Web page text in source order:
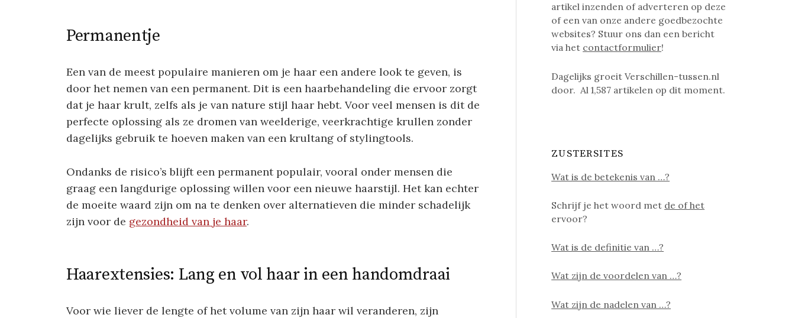
Permanentje
Een van de meest populaire manieren om je haar een andere look te geven, is
door het nemen van een permanent. Dit is een haarbehandeling die ervoor zorgt
dat je haar krult, zelfs als je van nature stijl haar hebt. Voor veel mensen is dit de
perfecte oplossing als ze dromen van weelderige, veerkrachtige krullen zonder
dagelijks gebruik te hoeven maken van een krultang of stylingtools.
Ondanks de risico’s blijft een permanent populair, vooral onder mensen die
graag een langdurige oplossing willen voor een nieuwe haarstijl. Het kan echter
de moeite waard zijn om na te denken over alternatieven die minder schadelijk
zijn voor de gezondheid van je haar.
Haarextensies: Lang en vol haar in een handomdraai
Voor wie liever de lengte of het volume van zijn haar wil veranderen, zijn
artikel inzenden of adverteren op deze
of een van onze andere goedbezochte
websites? Stuur ons dan een bericht
via het contactformulier!
Dagelijks groeit Verschillen-tussen.nl
door. Al1,587 artikelen op dit moment.
ZUSTERSITES
Wat is de betekenis van …?
Schrijf je het woord met de of het
ervoor?
Wat is de definitie van …?
Wat zijn de voordelen van …?
Wat zijn de nadelen van …?